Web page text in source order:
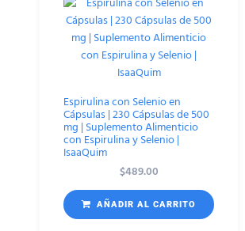
Espirulina con Selenio en
Cápsulas | 230 Cápsulas de 500
mg | Suplemento Alimenticio
con Espirulina y Selenio |
IsaaQuim
$489.00
AÑADIR AL CARRITO